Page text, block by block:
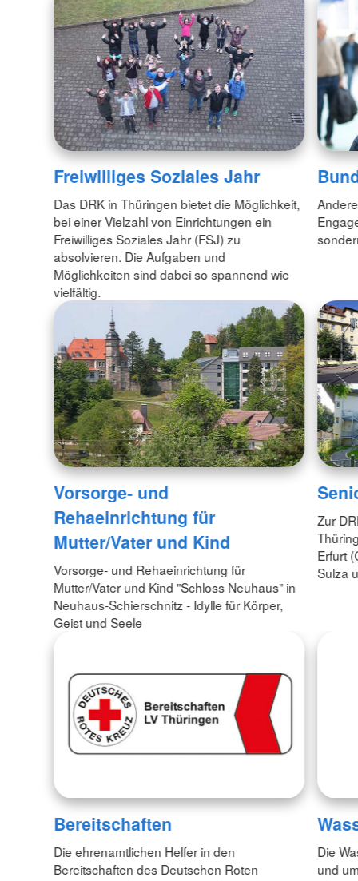
Freiwilliges Soziales Jahr
Das DRK in Thüringen bietet die Möglichkeit,
bei einer Vielzahl von Einrichtungen ein
Freiwilliges Soziales Jahr (FSJ) zu
absolvieren. Die Aufgaben und
Möglichkeiten sind dabei so spannend wie
vielfältig.
Vorsorge- und
Rehaeinrichtung für
Mutter/Vater und Kind
Vorsorge- und Rehaeinrichtung für
Mutter/Vater und Kind "Schloss Neuhaus" in
Neuhaus-Schierschnitz - Idylle für Körper,
Geist und Seele
Zur
Erfurt
Sulza
Bereitschaften
Die ehrenamtlichen Helfer in den
Bereitschaften des Deutschen Roten
Die
und